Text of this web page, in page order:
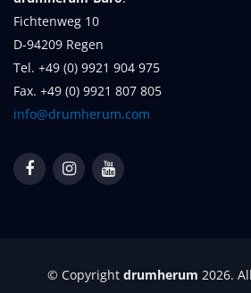
Fichtenweg 10
D-94209 Regen
Tel. +49 (0) 9921 904 975
Fax. +49 (0) 9921 807 805
info@drumherum.com
© Copyright drumherum 2026.